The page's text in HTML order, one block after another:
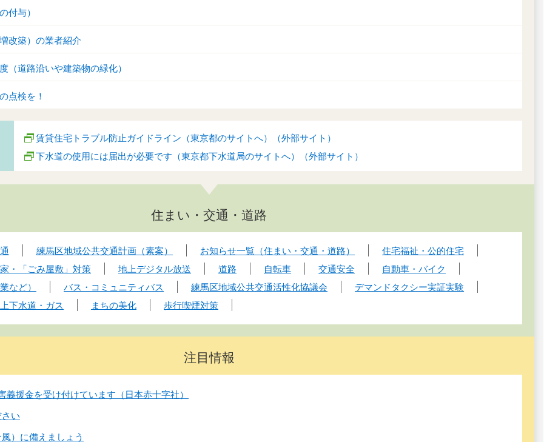
付与）
改築）の業者紹介
（道路沿いや建築物の緑化）
点検を！
賃貸住宅トラブル防止ガイドライン（東京都のサイトへ）（外部サイト）
下水道の使用には届出が必要です（東京都下水道局のサイトへ）（外部サイト）
住まい・交通・道路
練馬区地域公共交通計画（素案） お知らせ一覧（住まい・交通・道路）
住宅福祉・公的住宅
・「ごみ屋敷」対策 地上デジタル放送 道路 自転車 交通安全
自動車・バイク
など）
バス・コミュニティバス 練馬区地域公共交通活性化協議会
デマンドタクシー実証実験
下水道・ガス まちの美化 歩行喫煙対策
注目情報
義援金を受け付けています（日本赤十字社）
い
）に備えましょう